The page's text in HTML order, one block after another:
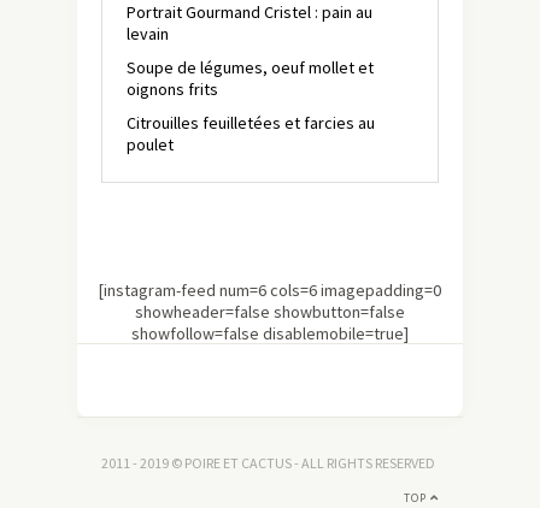
Portrait Gourmand Cristel : pain au
levain
Soupe de légumes, oeuf mollet et
oignons frits
Citrouilles feuilletées et farcies au
poulet
[instagram-feed num=6 cols=6 imagepadding=0
showheader=false showbutton=false
showfollow=false disablemobile=true]
2011 - 2019 © POIRE ET CACTUS - ALL RIGHTS RESERVED
TOP